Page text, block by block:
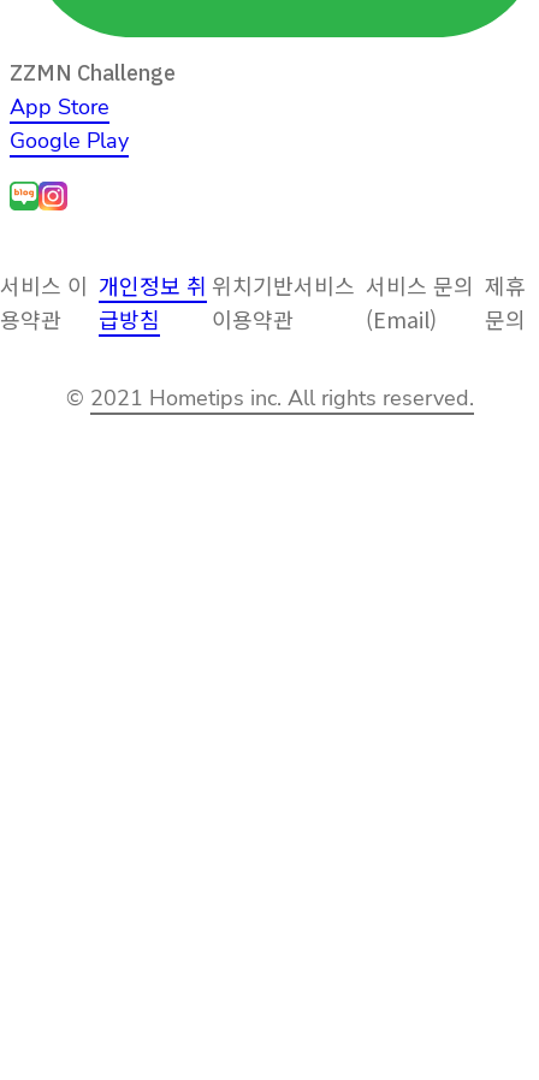
ZZMN Challenge
App Store
Google Play
서비스 이
용약관
개인정보 취
급방침
위치기반서비스
이용약관
서비스 문의
(Email)
제휴
문의
© 2021 Hometips inc. All rights reserved.